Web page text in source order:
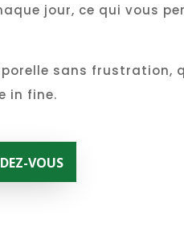
jour, ce qui vous
sans frustration,
in fine.
VOUS